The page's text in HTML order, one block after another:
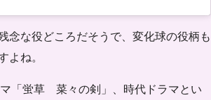
念な役どころだそうで、変化球の役柄も
よね。
「蛍草 菜々の剣」、時代ドラマとい